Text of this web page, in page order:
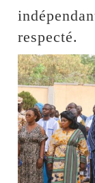
respecté.